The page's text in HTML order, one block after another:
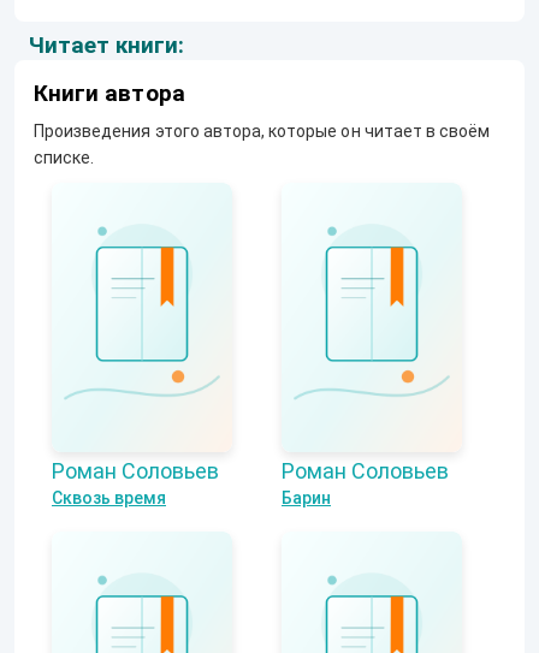
Читает книги:
Книги автора
Произведения этого автора, которые он читает в своём
списке.
Роман Соловьев
Сквозь время
Роман Соловьев
Барин